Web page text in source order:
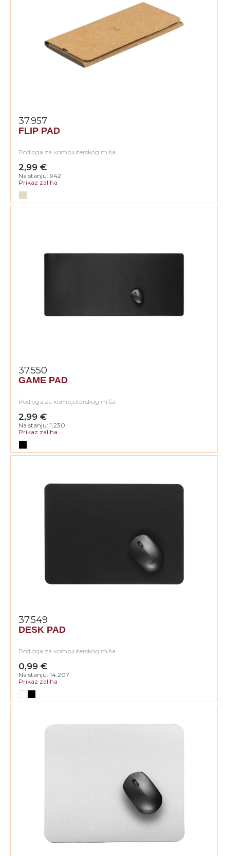
37.957
FLIP PAD
Podloga za kompjuterskog miša…
2,99 €
Na stanju: 942
Prikaz zaliha
37.550
GAME PAD
Podloga za kompjuterskog miša
2,99 €
Na stanju: 1.230
Prikaz zaliha
37.549
DESK PAD
Podloga za kompjuterskog miša
0,99 €
Na stanju: 14.207
Prikaz zaliha